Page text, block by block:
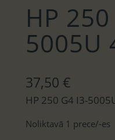
HP
5005U
37,50 €
HP 250 G4 I3-
Noliktavā 1 prece/-es